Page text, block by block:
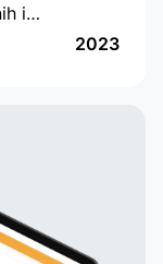
i
kategorija,
2023